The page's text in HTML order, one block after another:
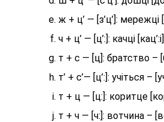
ж + ц’ — [з’ц’]: мережці
ч + ц’ — [ц’:]: качці [кац’:і]
т + с — [ц]: братство –
т’ + с’— [ц’:]: учіться –
т + ц — [ц:]: коритце
т + ч — [ч:]: вотчина –